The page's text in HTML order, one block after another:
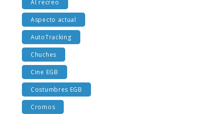
Al recreo
Aspecto actual
AutoTracking
Chuches
Cine EGB
Costumbres EGB
Cromos